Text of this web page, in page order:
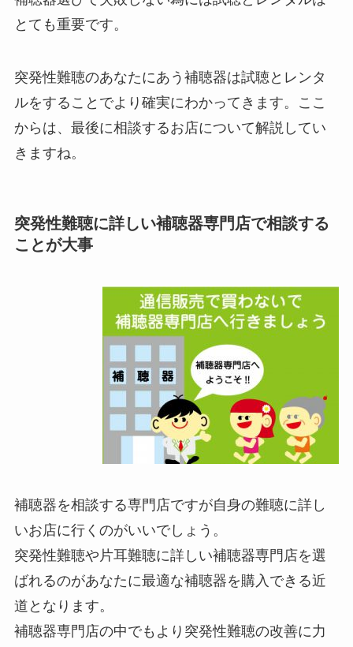
とても重要です。
突発性難聴のあなたにあう補聴器は試聴とレンタ
ルをすることでより確実にわかってきます。ここ
からは、最後に相談するお店について解説してい
きますね。
突発性難聴に詳しい補聴器専門店で相談する
ことが大事
補聴器を相談する専門店ですが自身の難聴に詳し
いお店に行くのがいいでしょう。
突発性難聴や片耳難聴に詳しい補聴器専門店を選
ばれるのがあなたに最適な補聴器を購入できる近
道となります。
補聴器専門店の中でもより突発性難聴の改善に力